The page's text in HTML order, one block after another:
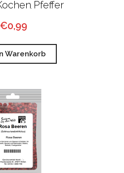
Pfeffer
€0,99
Warenkorb